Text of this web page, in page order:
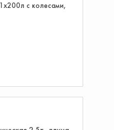
с колесами,